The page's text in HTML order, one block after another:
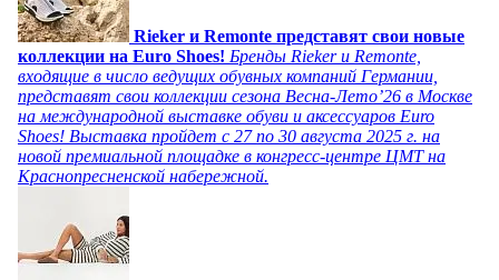
Rieker и Remonte представят свои новые
коллекции на Euro Shoes! Бренды Rieker и Remonte,
входящие в число ведущих обувных компаний Германии,
представят свои коллекции сезона Весна-Лето’26 в Москве
на международной выставке обуви и аксессуаров Euro
Shoes! Выставка пройдет c 27 по 30 августа 2025 г. на
новой премиальной площадке в конгресс-центре ЦМТ на
Краснопресненской набережной.